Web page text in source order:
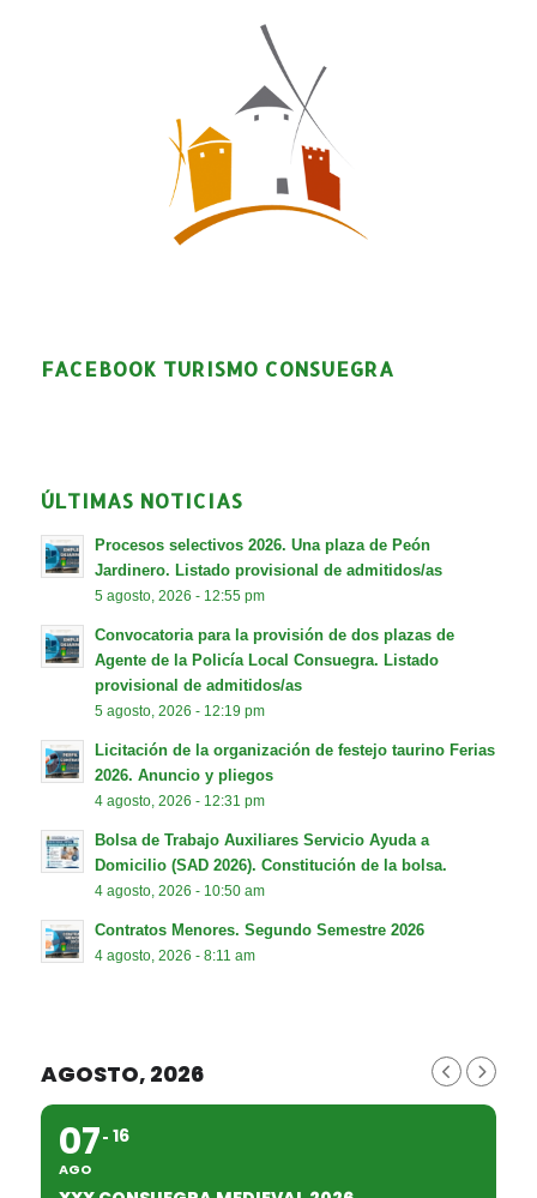
FACEBOOK TURISMO CONSUEGRA
ÚLTIMAS NOTICIAS
Procesos selectivos 2026. Una plaza de Peón
Jardinero. Listado provisional de admitidos/as
5 agosto, 2026 - 12:55 pm
Convocatoria para la provisión de dos plazas de
Agente de la Policía Local Consuegra. Listado
provisional de admitidos/as
5 agosto, 2026 - 12:19 pm
Licitación de la organización de festejo taurino Ferias
2026. Anuncio y pliegos
4 agosto, 2026 - 12:31 pm
Bolsa de Trabajo Auxiliares Servicio Ayuda a
Domicilio (SAD 2026). Constitución de la bolsa.
4 agosto, 2026 - 10:50 am
Contratos Menores. Segundo Semestre 2026
4 agosto, 2026 - 8:11 am
AGOSTO, 2026
07
AGO
16